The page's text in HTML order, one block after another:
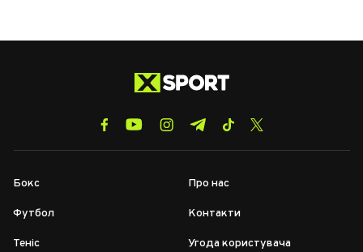
Бокс
Футбол
Теніс
Про нас
Контакти
Угода користувача